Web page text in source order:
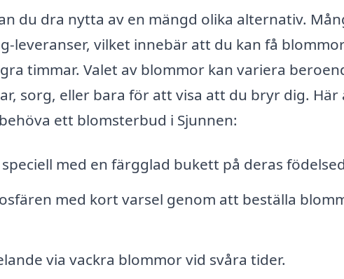
du dra nytta av en mängd olika alternativ.
leveranser, vilket innebär att du kan få
timmar. Valet av blommor kan variera
sorg, eller bara för att visa att du bryr dig. Här
ett blomsterbud i Sjunnen:
med en färgglad bukett på deras
med kort varsel genom att beställa
via vackra blommor vid svåra tider.